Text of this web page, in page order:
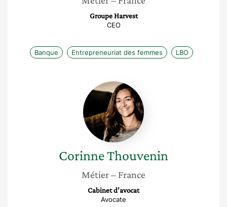
Groupe Harvest
CEO
Banque Entrepreneuriat des femmes LBO
Corinne
Thouvenin
CorinneThouvenin
Métier– France
Cabinet d’avocat
Avocate